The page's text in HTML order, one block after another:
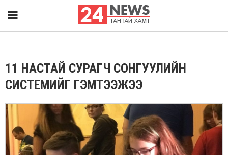
11 НАСТАЙ СУРАГЧ СОНГУУЛИЙН
СИСТЕМИЙГ ГЭМТЭЭЖЭЭ